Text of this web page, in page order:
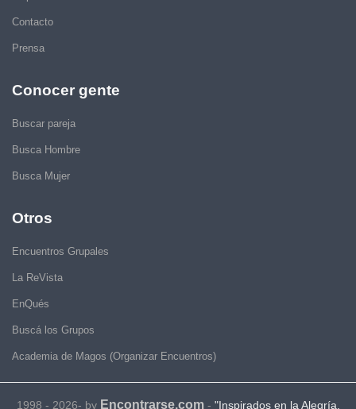
Contacto
Prensa
Conocer gente
Buscar pareja
Busca Hombre
Busca Mujer
Otros
Encuentros Grupales
La ReVista
EnQués
Buscá los Grupos
Academia de Magos (Organizar Encuentros)
1998 - 2026- by Encontrarse.com- "Inspirados en la Alegría,